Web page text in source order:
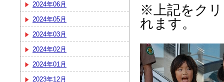
2024年06月
2024年05月
2024年03月
2024年02月
2024年01月
2023年12月
※上記をクリ
れます。